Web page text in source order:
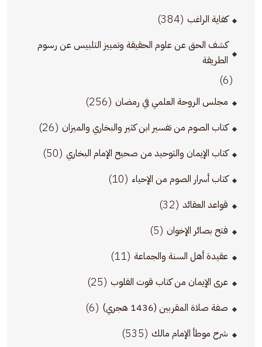
كفاية الراغب (384)
كشف الحق عن علوم الحقيقة وتمييز التلبيس عن رسوم
الطريقة
(6)
مجلس الروحة العلمي في رمضان (256)
كتاب الصوم من تفسير ابن كثير والبخاري والميزان (26)
كتاب الإيمان والتوحيد من صحيح الإمام البخاري (50)
كتاب أسرار الصوم من الإحياء (10)
قواعد العقائد (32)
فتح بصائر الإخوان (5)
عقيدة أهل السنة والجماعة (11)
عرى الإيمان من كتاب قوت القلوب (25)
صفة صلاة المقربين (1436 هجري) (6)
شرح موطأ الإمام مالك (535)